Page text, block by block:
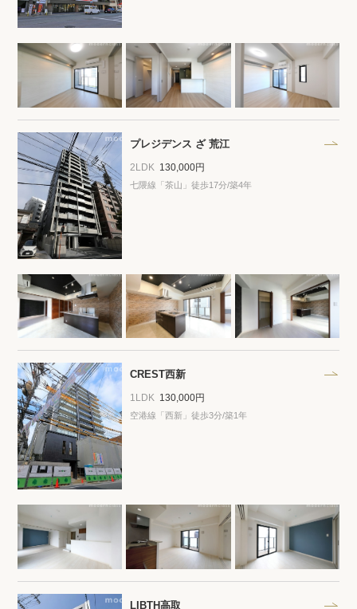
プレジデンス ざ 荒江
2LDK 130,000円
七隈線「茶山」徒歩17分/築4年
CREST西新
1LDK 130,000円
空港線「西新」徒歩3分/築1年
LIBTH高取